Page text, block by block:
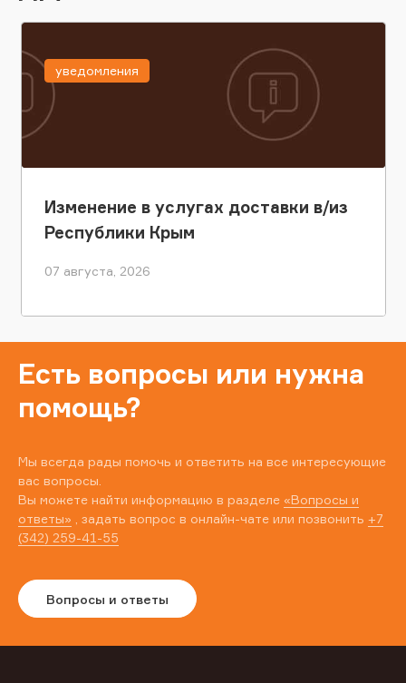
Изменение в услугах доставки в/из
Республики Крым
07 августа, 2026
уведомления
Есть вопросы или нужна
помощь?
Мы всегда рады помочь и ответить на все интересующие
вас вопросы.
Вы можете найти информацию в разделе «Вопросы и
ответы» , задать вопрос в онлайн-чате или позвонить +7
(342) 259-41-55
Вопросы и ответы